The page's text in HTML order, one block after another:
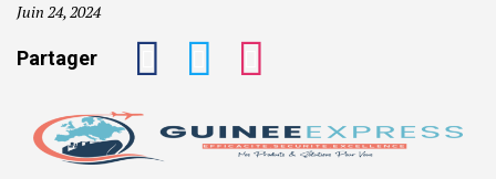
Juin 24, 2024
Partager